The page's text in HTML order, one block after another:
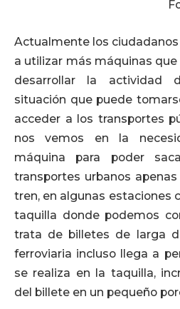
Actualmente los
a utilizar más máquinas
desarrollar la actividad
situación que puede
acceder a los transportes
nos vemos en la
máquina para poder
transportes urbanos
tren, en algunas estaciones
taquilla donde podemos
trata de billetes de larga
ferroviaria incluso llega a
se realiza en la taquilla,
del billete en un pequeño